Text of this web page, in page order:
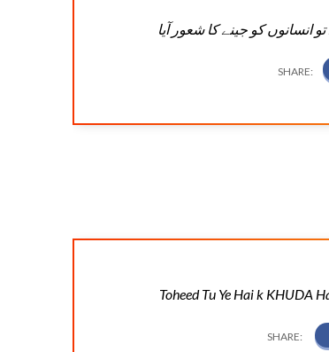
کو جینے کا شعور آیا
Toheed Tu Ye Hai k KHUDA